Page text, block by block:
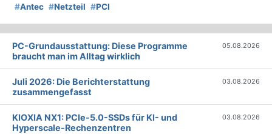
#Antec #Netzteil #PCI
PC-Grundausstattung: Diese Programme
braucht man im Alltag wirklich
05.08.2026
Juli 2026: Die Bericht­erstattung
zusammengefasst
03.08.2026
KIOXIA NX1: PCIe-5.0-SSDs für KI- und
Hyperscale-Rechenzentren
03.08.2026